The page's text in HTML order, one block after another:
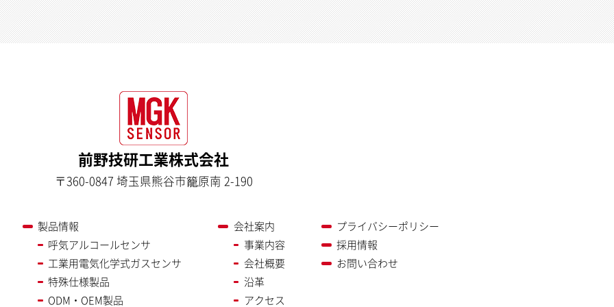
前野技研工業株式会社
〒360-0847 埼玉県熊谷市籠原南 2-190
製品情報
呼気アルコールセンサ
工業用電気化学式ガスセンサ
特殊仕様製品
ODM・OEM製品
会社案内
事業内容
会社概要
沿革
アクセス
プライバシーポリシー
採用情報
お問い合わせ